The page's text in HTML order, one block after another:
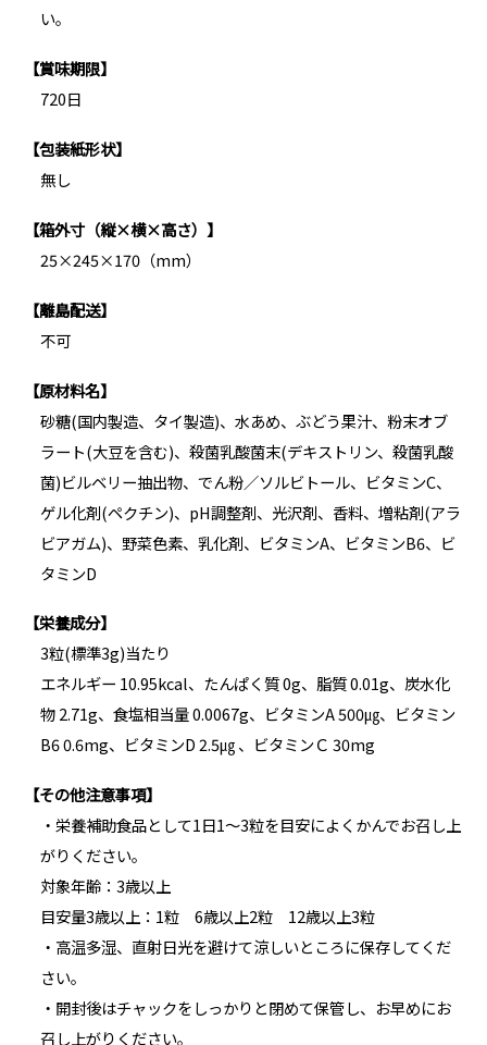
い。
【賞味期限】
720日
【包装紙形状】
無し
【箱外寸（縦×横×高さ）】
25×245×170（mm）
【離島配送】
不可
【原材料名】
砂糖(国内製造、タイ製造)、水あめ、ぶどう果汁、粉末オブ
ラート(大豆を含む)、殺菌乳酸菌末(デキストリン、殺菌乳酸
菌)ビルベリー抽出物、でん粉／ソルビトール、ビタミンC、
ゲル化剤(ペクチン)、pH調整剤、光沢剤、香料、増粘剤(アラ
ビアガム)、野菜色素、乳化剤、ビタミンA、ビタミンB6、ビ
タミンD
【栄養成分】
3粒(標準3g)当たり
エネルギー 10.95kcal、たんぱく質 0g、脂質 0.01g、炭水化
物 2.71g、食塩相当量 0.0067g、ビタミンA 500㎍、ビタミン
B6 0.6mg、ビタミンD 2.5㎍ 、ビタミンＣ 30mg
【その他注意事項】
・栄養補助食品として1日1～3粒を目安によくかんでお召し上
がりください。
対象年齢：3歳以上
目安量3歳以上：1粒 6歳以上2粒 12歳以上3粒
・高温多湿、直射日光を避けて涼しいところに保存してくだ
さい。
・開封後はチャックをしっかりと閉めて保管し、お早めにお
召し上がりください。